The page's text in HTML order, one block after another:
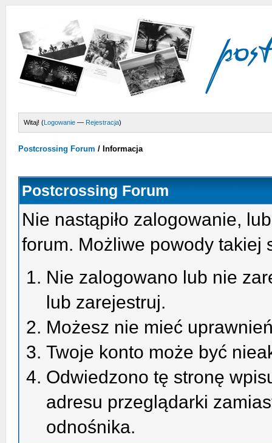
Witaj! (Logowanie — Rejestracja)
Postcrossing Forum / Informacja
Postcrossing Forum
Nie nastąpiło zalogowanie,
forum. Możliwe powody takiej
Nie zalogowano lub nie
lub zarejestruj.
Możesz nie mieć
Twoje konto może być
Odwiedzono tę stronę
adresu przeglądarki
odnośnika.